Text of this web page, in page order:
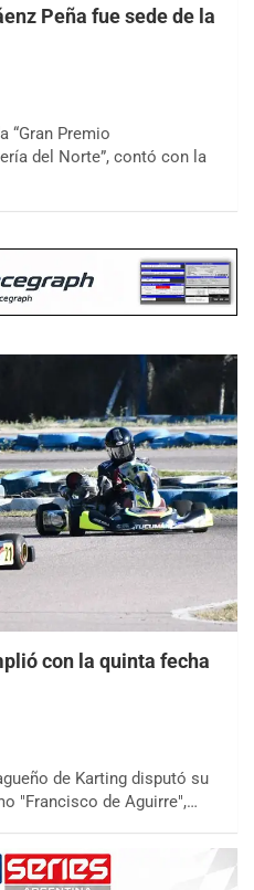
Peña fue sede de la
“Gran Premio
del Norte”, contó con la
con la quinta fecha
de Karting disputó su
"Francisco de Aguirre",…